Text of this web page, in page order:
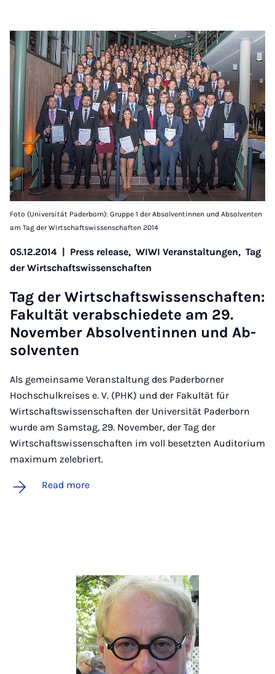
Foto (Universität Paderborn): Gruppe 1 der Absolventinnen und Absolventen
am Tag der Wirtschaftswissenschaften 2014
05.12.2014 Press release, WIWI Veranstaltungen, Tag
der Wirtschaftswissenschaften
Tag der Wirtschaft­swis­senschaften:
Fak­ultät ver­ab­schiedete am 29.
Novem­ber Ab­solven­tinnen und Ab­
solven­ten
Als gemeinsame Veranstaltung des Paderborner
Hochschulkreises e. V. (PHK) und der Fakultät für
Wirtschaftswissenschaften der Universität Paderborn
wurde am Samstag, 29. November, der Tag der
Wirtschaftswissenschaften im voll besetzten Auditorium
maximum zelebriert.
Read more